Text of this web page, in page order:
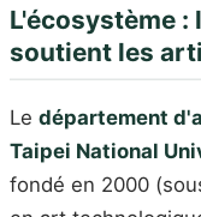
L'écosystème
soutient les
Le département
Taipei National
fondé en 2000